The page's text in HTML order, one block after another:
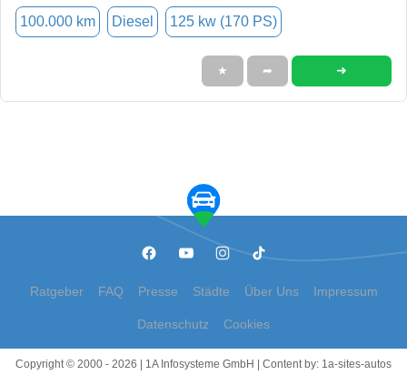
100.000 km Diesel 125 kw (170 PS)
★ ➦ ➜
Ratgeber FAQ Presse Städte Über Uns Impressum
Datenschutz Cookies
Copyright © 2000 - 2026 | 1A Infosysteme GmbH | Content by: 1a-sites-autos